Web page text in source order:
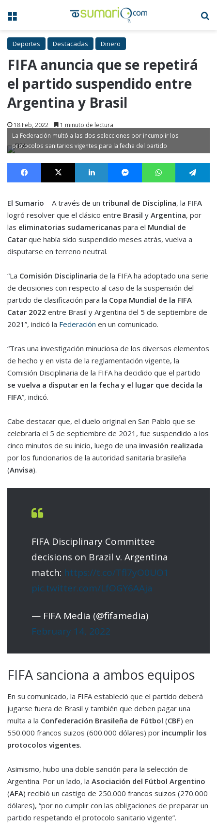
Menú
Deportes Destacadas Dinero
FIFA anuncia que se repetirá
el partido suspendido entre
Argentina y Brasil
18 Feb, 2022 1 minuto de lectura
La Federación multó a las dos selecciones por incumplir los
protocolos sanitarios vigentes para la fecha del partido
Facebook X LinkedIn MessengerWhatsApp
El Sumario – A través de un tribunal de Disciplina, la FIFA
logró resolver que el clásico entre Brasil y Argentina, por
las eliminatorias sudamericanas para el Mundial de
Catar que había sido suspendido meses atrás, vuelva a
disputarse en terreno neutral.
“La Comisión Disciplinaria de la FIFA ha adoptado una serie
de decisiones con respecto al caso de la suspensión del
partido de clasificación para la Copa Mundial de la FIFA
Catar 2022 entre Brasil y Argentina del 5 de septiembre de
2021”, indicó la Federación en un comunicado.
“Tras una investigación minuciosa de los diversos elementos
de hecho y en vista de la reglamentación vigente, la
Comisión Disciplinaria de la FIFA ha decidido que el partido
se vuelva a disputar en la fecha y el lugar que decida la
FIFA”, indicó.
Cabe destacar que, el duelo original en San Pablo que se
celebraría el 5 de septiembre de 2021, fue suspendido a los
cinco minutos de su inicio, luego de una invasión realizada
por los funcionarios de la autoridad sanitaria brasileña
(Anvisa).
FIFA Disciplinary Committee
decisions on Brazil v. Argentina
match: https://t.co/Tfl7yO0UO1
pic.twitter.com/LfOGY6AAja
— FIFA Media (@fifamedia)
February 14, 2022
FIFA sanciona a ambos equipos
En su comunicado, la FIFA estableció que el partido deberá
jugarse fuera de Brasil y también que deben pagar una
multa a la Confederación Brasileña de Fútbol (CBF) en
550.000 francos suizos (600.000 dólares) por incumplir los
protocolos vigentes.
Asimismo, hubo una doble sanción para la selección de
Argentina. Por un lado, la Asociación del Fútbol Argentino
(AFA) recibió un castigo de 250.000 francos suizos (270.000
dólares), “por no cumplir con las obligaciones de preparar un
partido respetando el protocolo sanitario vigente”.